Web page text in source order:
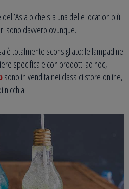
o che sia una delle location più
sono davvero ovunque.
è totalmente sconsigliato: le lampadine
specifica e con prodotti ad hoc,
sono in vendita nei classici store online,
nicchia.